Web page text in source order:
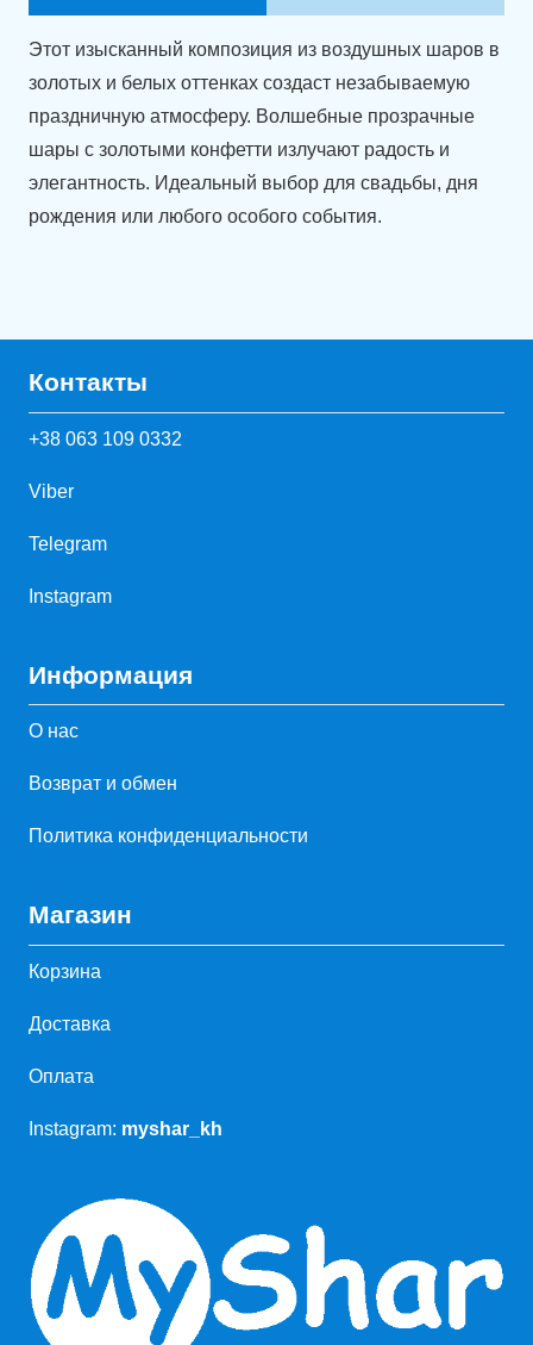
Этот изысканный композиция из воздушных шаров в
золотых и белых оттенках создаст незабываемую
праздничную атмосферу. Волшебные прозрачные
шары с золотыми конфетти излучают радость и
элегантность. Идеальный выбор для свадьбы, дня
рождения или любого особого события.
Контакты
+38 063 109 0332
Viber
Telegram
Instagram
Информация
О нас
Возврат и обмен
Политика конфиденциальности
Магазин
Корзина
Доставка
Оплата
Instagram: myshar_kh